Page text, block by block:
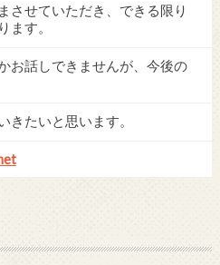
させていただき、できる限り
ます。
お話しできませんが、今後の
きたいと思います。